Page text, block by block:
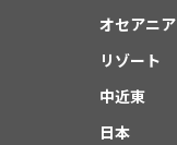
オセアニア
リゾート
中近東
日本